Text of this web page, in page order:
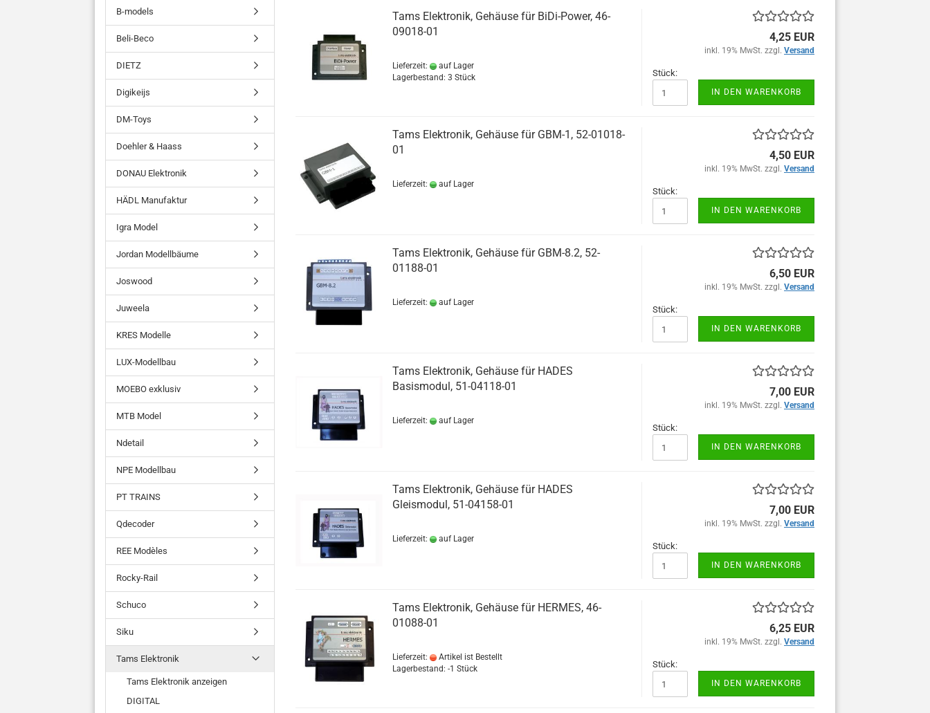
Tams Elektronik, Gehäuse für BiDi-Power, 46-
09018-01
Lieferzeit:
auf Lager
Lagerbestand: 3 Stück
4,25 EUR
inkl. 19% MwSt. zzgl. Versand
Stück:
IN DEN WARENKORB
Tams Elektronik, Gehäuse für GBM-1, 52-01018-
01
Lieferzeit: auf Lager
4,50 EUR
inkl. 19% MwSt. zzgl. Versand
Stück:
IN DEN WARENKORB
Tams Elektronik, Gehäuse für GBM-8.2, 52-
01188-01
Lieferzeit: auf Lager
6,50 EUR
inkl. 19% MwSt. zzgl. Versand
Stück:
IN DEN WARENKORB
Tams Elektronik, Gehäuse für HADES
Basismodul, 51-04118-01
Lieferzeit: auf Lager
7,00 EUR
inkl. 19% MwSt. zzgl. Versand
Stück:
IN DEN WARENKORB
Tams Elektronik, Gehäuse für HADES
Gleismodul, 51-04158-01
Lieferzeit: auf Lager
7,00 EUR
inkl. 19% MwSt. zzgl. Versand
Stück:
IN DEN WARENKORB
Tams Elektronik, Gehäuse für HERMES, 46-
01088-01
Lieferzeit:
Artikel ist Bestellt
Lagerbestand: -1 Stück
6,25 EUR
inkl. 19% MwSt. zzgl. Versand
Stück:
IN DEN WARENKORB
B-models
Beli-Beco
DIETZ
Digikeijs
DM-Toys
Doehler & Haass
DONAU Elektronik
HÄDL Manufaktur
Igra Model
Jordan Modellbäume
Joswood
Juweela
KRES Modelle
LUX-Modellbau
MOEBO exklusiv
MTB Model
Ndetail
NPE Modellbau
PT TRAINS
Qdecoder
REE Modèles
Rocky-Rail
Schuco
Siku
Tams Elektronik
Tams Elektronik anzeigen
DIGITAL